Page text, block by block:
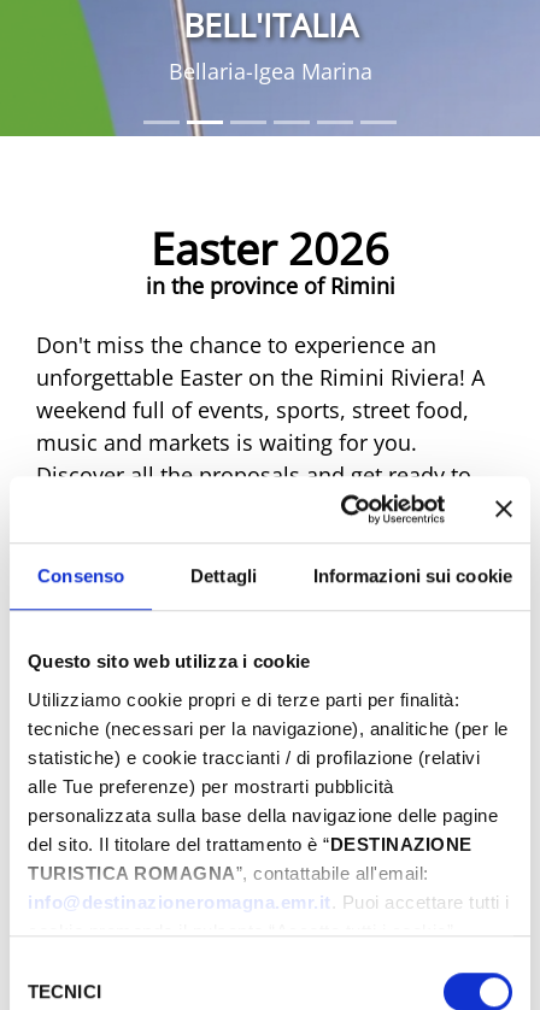
Consenso Dettagli Informazioni sui cookie
Questo sito web utilizza i cookie
Utilizziamo cookie propri e di terze parti per finalità:
tecniche (necessari per la navigazione), analitiche (per le
statistiche) e cookie traccianti / di profilazione (relativi
alle Tue preferenze) per mostrarti pubblicità
personalizzata sulla base della navigazione delle pagine
del sito. Il titolare del trattamento è “DESTINAZIONE
TURISTICA ROMAGNA”, contattabile all'email:
info@destinazioneromagna.emr.it. Puoi accettare tutti i
cookie premendo il pulsante “Accetta tutti i cookie”,
gestire le tue preferenze facendo clic su “Personalizza”.
delTECNICI
BELL'ITALIA
Bellaria-Igea Marina
Easter 2026
in the province of Rimini
Don't miss the chance to experience an
unforgettable Easter on the Rimini Riviera! A
weekend full of events, sports, street food,
music and markets is waiting for you.
Discover all the proposals and get ready to
experience unique emotions. Book your
dream Easter now!
Easter Riviera Rimini Events
From
To